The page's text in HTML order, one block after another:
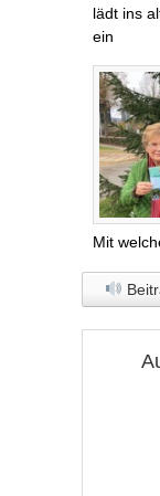
lädt ins
ein
Mit